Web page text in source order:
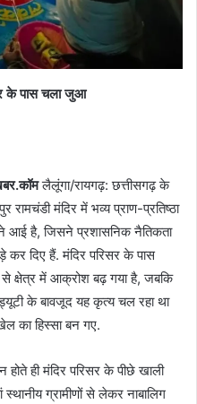
के पास चला जुआ
लैलूंगा/रायगढ़: छत्तीसगढ़ के
मंदिर में भव्य प्राण-प्रतिष्ठा
आई है, जिसने प्रशासनिक नैतिकता
दिए हैं. मंदिर परिसर के पास
में आक्रोश बढ़ गया है, जबकि
के बावजूद यह कृत्य चल रहा था
का हिस्सा बन गए.
होते ही मंदिर परिसर के पीछे खाली
ग्रामीणों से लेकर नाबालिग